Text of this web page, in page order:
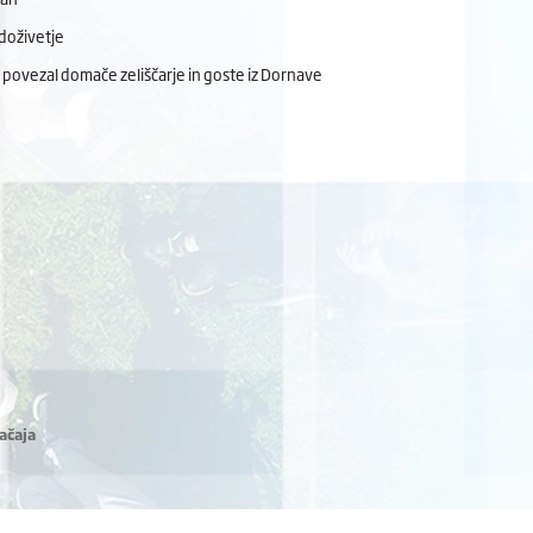
domače zeliščarje in goste iz Dornave